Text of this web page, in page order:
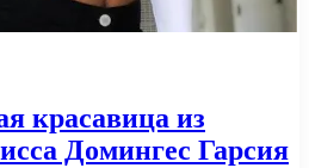
красавица из
Домингес Гарсия